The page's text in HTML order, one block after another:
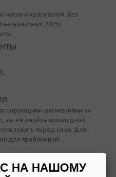
и красителей. Без
на животных. 100%
движениями на
затем смойте прохладной
перед сном. Для
для проблемной.
НА НАШОМУ